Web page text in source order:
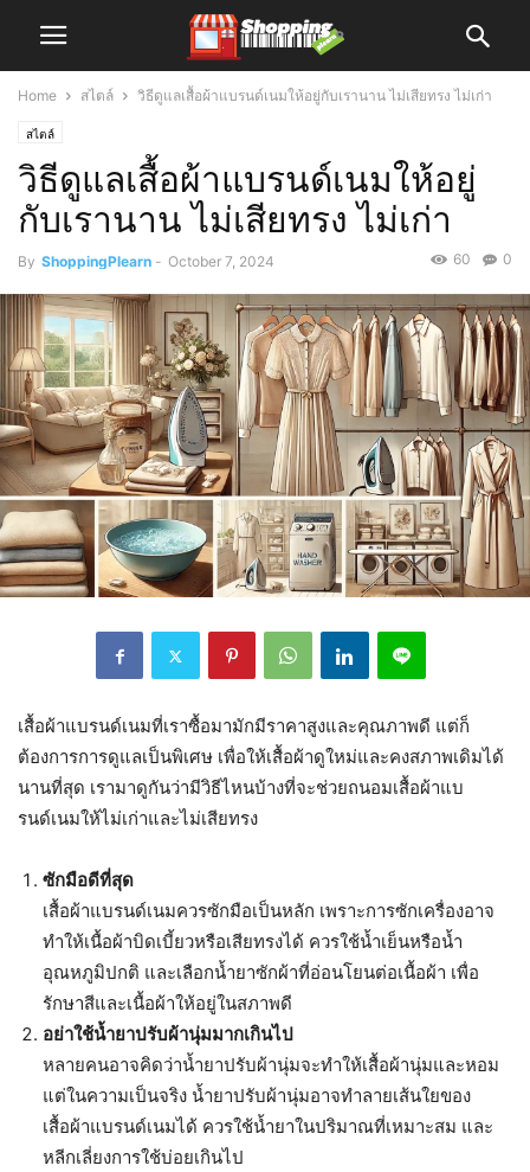
Home สไตล์ วิธีดูแลเสื้อผ้าแบรนด์เนมให้อยู่กับเรานาน ไม่เสียทรง ไม่เก่า
สไตล์
วิธีดูแลเสื้อผ้าแบรนด์เนมให้อยู่
กับเรานาน ไม่เสียทรง ไม่เก่า
By ShoppingPlearn - October 7, 2024 0
60
เสื้อผ้าแบรนด์เนมที่เราซื้อมามักมีราคาสูงและคุณภาพดี แต่ก็
ต้องการการดูแลเป็นพิเศษ เพื่อให้เสื้อผ้าดูใหม่และคงสภาพเดิมได้
นานที่สุด เรามาดูกันว่ามีวิธีไหนบ้างที่จะช่วยถนอมเสื้อผ้าแบ
รนด์เนมให้ไม่เก่าและไม่เสียทรง
ซักมือดีที่สุด
เสื้อผ้าแบรนด์เนมควรซักมือเป็นหลัก เพราะการซักเครื่องอาจ
ทำให้เนื้อผ้าบิดเบี้ยวหรือเสียทรงได้ ควรใช้น้ำเย็นหรือน้ำ
อุณหภูมิปกติ และเลือกน้ำยาซักผ้าที่อ่อนโยนต่อเนื้อผ้า เพื่อ
รักษาสีและเนื้อผ้าให้อยู่ในสภาพดี
อย่าใช้น้ำยาปรับผ้านุ่มมากเกินไป
หลายคนอาจคิดว่าน้ำยาปรับผ้านุ่มจะทำให้เสื้อผ้านุ่มและหอม
แต่ในความเป็นจริง น้ำยาปรับผ้านุ่มอาจทำลายเส้นใยของ
เสื้อผ้าแบรนด์เนมได้ ควรใช้น้ำยาในปริมาณที่เหมาะสม และ
หลีกเลี่ยงการใช้บ่อยเกินไป